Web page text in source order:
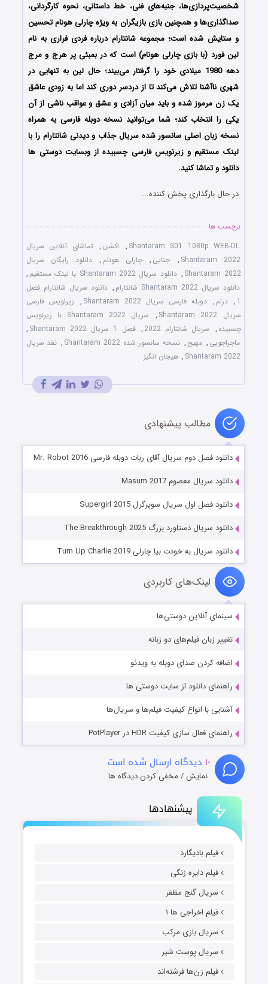
پیشنهادها
فیلم بادیگارد
فیلم دایره زنگی
سریال گنج مظفر
فیلم اخراجی ها ۱
سریال بازی مرکب
سریال پوست شیر
فیلم زن‌ها فرشته‌اند
شخصیت‌پردازی‌ها، جنبه‌های فنی، خط داستانی، نحوه کارگردانی،
صداگذاری‌ها و همچنین بازی بازیگران به ویژه چارلی هونام تحسین
و ستایش شده است؛ مجموعه شانتارام درباره فردی فراری به نام
لین فورد (با بازی چارلی هونام) است که در بمبئی پر هرج و مرج
دهه 1980 میلادی خود را گرفتار می‌بیند؛ حال لین به تنهایی در
شهری ناآشنا تلاش می‌کند تا از دردسر دوری کند اما به زودی عاشق
یک زن مرموز شده و باید میان آزادی و عشق و عواقب ناشی از آن
یکی را انتخاب کند؛ شما می‌توانید نسخه دوبله فارسی به همراه
نسخه زبان اصلی سانسور شده سریال جذاب و دیدنی شانتارام را با
لینک مستقیم و زیرنویس فارسی چسبیده از وبسایت دوستی ها
دانلود و تماشا کنید.
در حال بارگذاری پخش کننده...
برچسب ها
Shantaram S01 1080p WEB-DL
, اکشن , تماشای آنلاین سریال
Shantaram 2022
, جنایی , چارلی هونام ,
دانلود رایگان سریال
Shantaram 2022
, دانلود سریال Shantaram 2022 با لینک مستقیم
,
دانلود سریال Shantaram 2022 شانتارام
, دانلود سریال شانتارام فصل
1
, درام , دوبله فارسی سریال Shantaram 2022 , زیرنویس فارسی
سریال Shantaram 2022
,
سریال Shantaram 2022 با زیرنویس
چسبیده , سریال شانتارام 2022 , فصل 1 سریال Shantaram 2022
,
ماجراجویی , مهیج , نسخه سانسور شده Shantaram 2022 , نقد سریال
Shantaram 2022
, هیجان انگیز
مطالب پیشنهادی
دانلود فصل دوم سریال آقای ربات دوبله فارسی Mr. Robot 2016
دانلود سریال معصوم Masum 2017
دانلود فصل اول سریال سوپرگرل Supergirl 2015
دانلود سریال دستاورد بزرگ The Breakthrough 2025
دانلود سریال به خودت بیا چارلی Turn Up Charlie 2019
لینک‌های کاربردی
سینمای آنلاین دوستی‌ها
تغییر زبان فیلم‌های دو زبانه
اضافه کردن صدای دوبله به ویدئو
راهنمای دانلود از سایت دوستی ها
آشنایی با انواع کیفیت فیلم‌ها و سریال‌ها
راهنمای فعال سازی کیفیت HDR در PotPlayer
۱۰ دیدگاه ارسال شده است
نمایش / مخفی کردن دیدگاه ها